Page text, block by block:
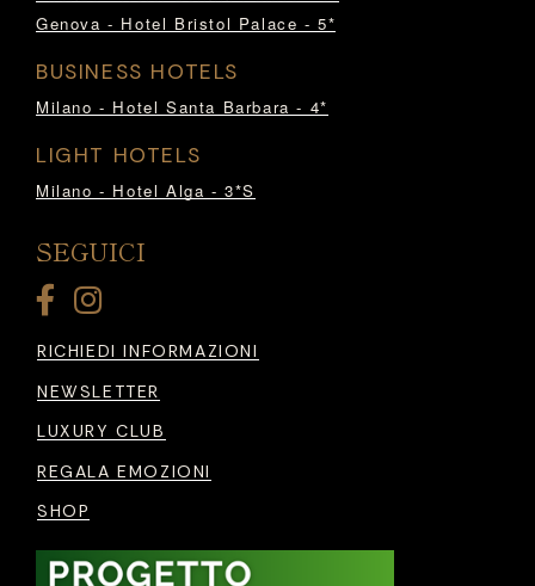
Genova - Hotel Bristol Palace - 5*
BUSINESS HOTELS
Milano - Hotel Santa Barbara - 4*
LIGHT HOTELS
Milano - Hotel Alga - 3*S
SEGUICI
RICHIEDI INFORMAZIONI
NEWSLETTER
LUXURY CLUB
REGALA EMOZIONI
SHOP